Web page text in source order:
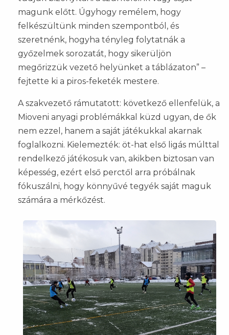
magunk előtt. Úgyhogy remélem, hogy
felkészültünk minden szempontból, és
szeretnénk, hogyha tényleg folytatnák a
győzelmek sorozatát, hogy sikerüljön
megőrizzük vezető helyünket a táblázaton” –
fejtette ki a piros-feketék mestere.
A szakvezető rámutatott: következő ellenfelük, a
Mioveni anyagi problémákkal küzd ugyan, de ők
nem ezzel, hanem a saját játékukkal akarnak
foglalkozni. Kielemezték: öt-hat első ligás múlttal
rendelkező játékosuk van, akikben biztosan van
képesség, ezért első perctől arra próbálnak
fókuszálni, hogy könnyűvé tegyék saját maguk
számára a mérkőzést.